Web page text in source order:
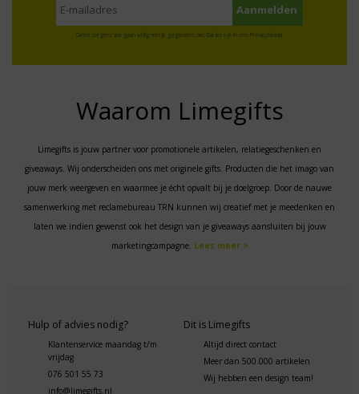
Geen zorgen: we gaan veilig met je gegevens om. Dat lees je in ons Privacybeleid.
Waarom Limegifts
Limegifts is jouw partner voor promotionele artikelen, relatiegeschenken en
giveaways. Wij onderscheiden ons met originele gifts. Producten die het imago van
jouw merk weergeven en waarmee je écht opvalt bij je doelgroep. Door de nauwe
samenwerking met reclamebureau TRN kunnen wij creatief met je meedenken en
laten we indien gewenst ook het design van je giveaways aansluiten bij jouw
marketingcampagne. Lees meer >
Hulp of advies nodig?
Klantenservice maandag t/m
vrijdag
076 501 55 73
info@limegifts.nl
Dit is Limegifts
Altijd direct contact
Meer dan 500.000 artikelen
Wij hebben een design team!